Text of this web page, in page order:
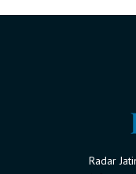
Radar